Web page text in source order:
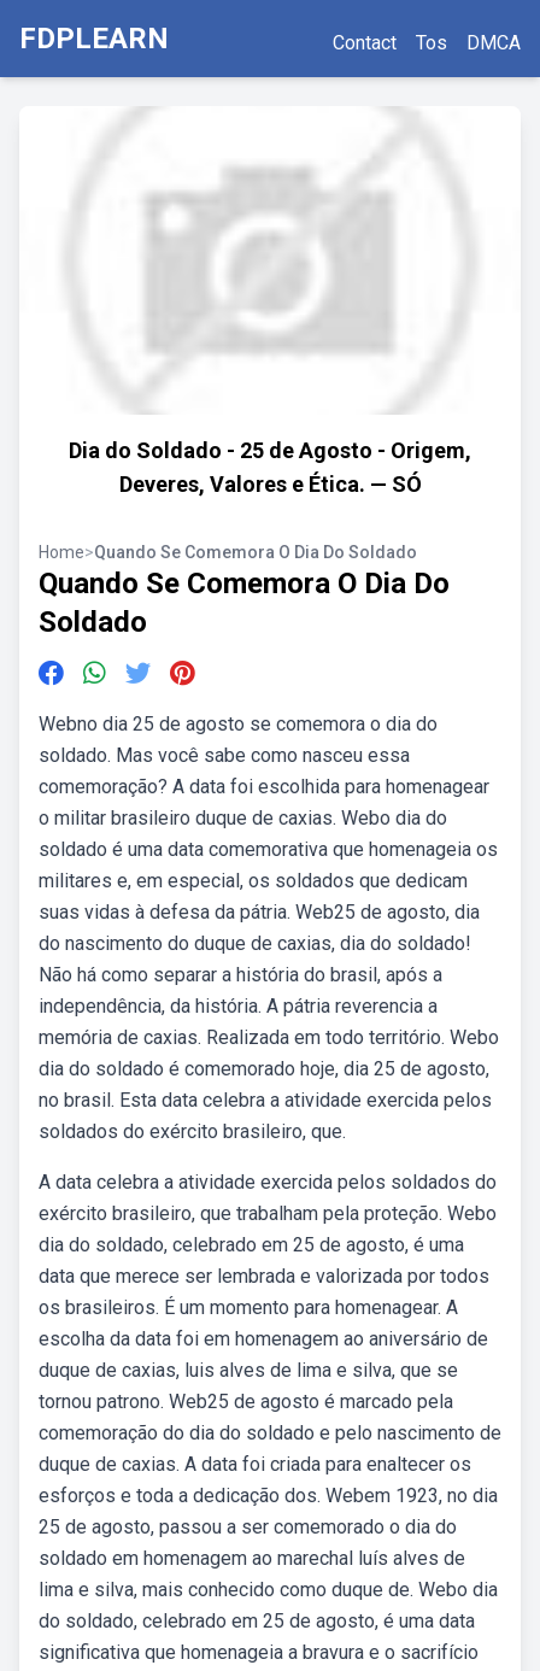
FDPLEARN Contact Tos DMCA
Dia do Soldado - 25 de Agosto - Origem,
Deveres, Valores e Ética. — SÓ
Home>Quando Se Comemora O Dia Do Soldado
Quando Se Comemora O Dia Do
Soldado
Webno dia 25 de agosto se comemora o dia do
soldado. Mas você sabe como nasceu essa
comemoração? A data foi escolhida para homenagear
o militar brasileiro duque de caxias. Webo dia do
soldado é uma data comemorativa que homenageia os
militares e, em especial, os soldados que dedicam
suas vidas à defesa da pátria. Web25 de agosto, dia
do nascimento do duque de caxias, dia do soldado!
Não há como separar a história do brasil, após a
independência, da história. A pátria reverencia a
memória de caxias. Realizada em todo território. Webo
dia do soldado é comemorado hoje, dia 25 de agosto,
no brasil. Esta data celebra a atividade exercida pelos
soldados do exército brasileiro, que.
A data celebra a atividade exercida pelos soldados do
exército brasileiro, que trabalham pela proteção. Webo
dia do soldado, celebrado em 25 de agosto, é uma
data que merece ser lembrada e valorizada por todos
os brasileiros. É um momento para homenagear. A
escolha da data foi em homenagem ao aniversário de
duque de caxias, luis alves de lima e silva, que se
tornou patrono. Web25 de agosto é marcado pela
comemoração do dia do soldado e pelo nascimento de
duque de caxias. A data foi criada para enaltecer os
esforços e toda a dedicação dos. Webem 1923, no dia
25 de agosto, passou a ser comemorado o dia do
soldado em homenagem ao marechal luís alves de
lima e silva, mais conhecido como duque de. Webo dia
do soldado, celebrado em 25 de agosto, é uma data
significativa que homenageia a bravura e o sacrifício